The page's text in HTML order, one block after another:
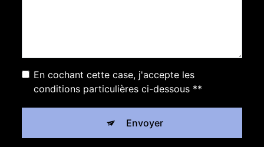
En cochant cette case, j'accepte les
conditions particulières ci-dessous **
Envoyer